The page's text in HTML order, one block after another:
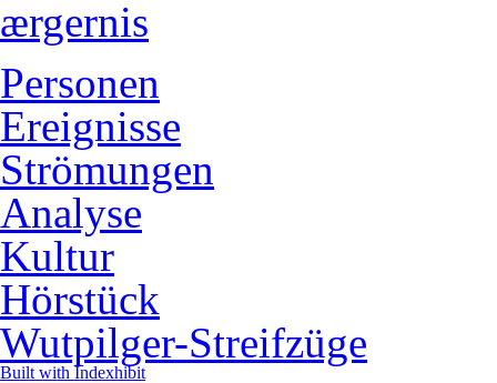
ærgernis
Personen
Ereignisse
Strömungen
Analyse
Kultur
Hörstück
Wutpilger-Streifzüge
Built with Indexhibit